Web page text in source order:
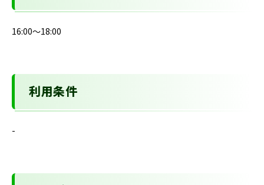
16:00～18:00
利用条件
-